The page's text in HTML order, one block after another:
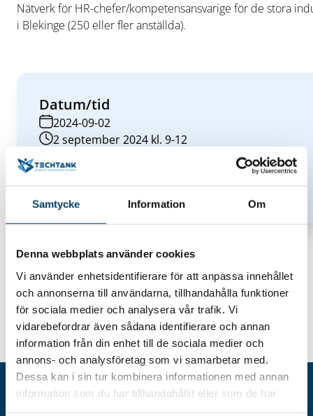
Samtycke Information Om
Denna webbplats använder cookies
Vi använder enhetsidentifierare för att anpassa innehållet
och annonserna till användarna, tillhandahålla funktioner
för sociala medier och analysera vår trafik. Vi
vidarebefordrar även sådana identifierare och annan
information från din enhet till de sociala medier och
annons- och analysföretag som vi samarbetar med.
Dessa kan i sin tur kombinera informationen med annan
information som du har tillhandahållit eller som de har
Nätverk för HR-chefer/kompetensansvarige för de stora
i Blekinge (250 eller fler anställda).
Datum/tid
2024-09-02
2 september 2024 kl. 9-12
Plats
Roxtec, Karlskrona
Hem Event
Nätverksträff: HR-
Chefer/kompetensansvariga på stora
företag (Top 12)